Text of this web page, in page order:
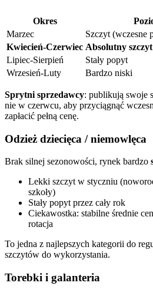
Okres
Marzec
Szczyt (wczesne
Kwiecień-Czerwiec Absolutny szczyt
Lipiec-Sierpień
Stały popyt
Wrzesień-Luty
Bardzo niski
Sprytni sprzedawcy: publikują swoje
nie w czerwcu, aby przyciągnąć
zapłacić pełną cenę.
Odzież dziecięca / niemowlęca
Brak silnej sezonowości, rynek bardzo
Lekki szczyt w styczniu
szkoły)
Stały popyt przez cały rok
Ciekawostka: stabilne średnie
rotacja
To jedna z najlepszych kategorii do
szczytów do wykorzystania.
Torebki i galanteria